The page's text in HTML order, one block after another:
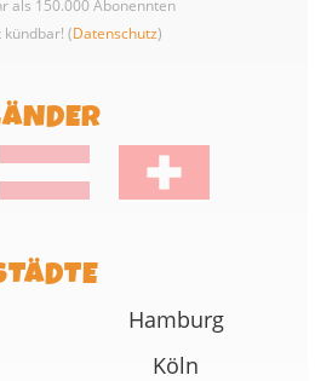
als 150.000 Abonennten
kündbar! (Datenschutz)
Hamburg
Köln